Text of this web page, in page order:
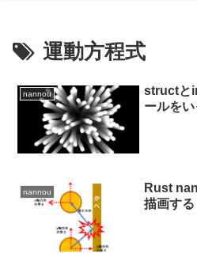
運動方程式
nannou
structと
ールを
nannou
Rust
描画する